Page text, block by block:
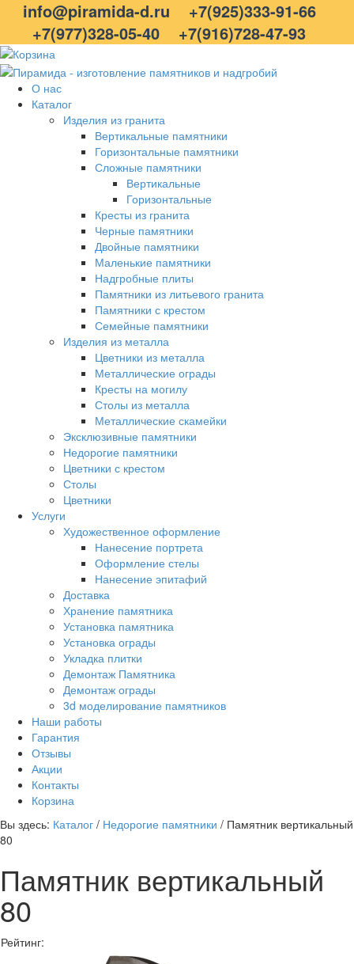
info@piramida-d.ru
+7(925)333-91-66
+7(977)328-05-40
+7(916)728-47-93
О нас
Каталог
Изделия из гранита
Вертикальные памятники
Горизонтальные памятники
Сложные памятники
Вертикальные
Горизонтальные
Кресты из гранита
Черные памятники
Двойные памятники
Маленькие памятники
Надгробные плиты
Памятники из литьевого гранита
Памятники с крестом
Семейные памятники
Изделия из металла
Цветники из металла
Металлические ограды
Кресты на могилу
Столы из металла
Металлические скамейки
Эксклюзивные памятники
Недорогие памятники
Цветники с крестом
Столы
Цветники
Услуги
Художественное оформление
Нанесение портрета
Оформление стелы
Нанесение эпитафий
Доставка
Хранение памятника
Установка памятника
Установка ограды
Укладка плитки
Демонтаж Памятника
Демонтаж ограды
3d моделирование памятников
Наши работы
Гарантия
Отзывы
Акции
Контакты
Корзина
Вы здесь: Каталог / Недорогие памятники / Памятник вертикальный
80
Памятник вертикальный
80
Рейтинг: